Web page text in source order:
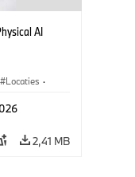
AI
Locaties ·
2,41 MB